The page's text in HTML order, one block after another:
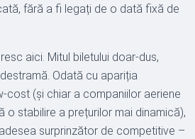
fără a fi legați de o dată fixă de
aici. Mitul biletului doar-dus,
Odată cu apariția
cost (și chiar a companiilor aeriene
o stabilire a prețurilor mai dinamică),
surprinzător de competitive –